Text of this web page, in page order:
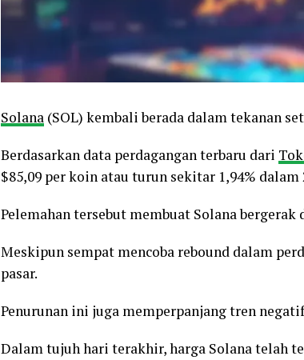
Solana (SOL) kembali berada dalam tekanan
Berdasarkan data perdagangan terbaru dari
$85,09 per koin atau turun sekitar 1,94%
Pelemahan tersebut membuat Solana bergerak
Meskipun sempat mencoba rebound dalam
pasar.
Penurunan ini juga memperpanjang tren
Dalam tujuh hari terakhir, harga Solana telah